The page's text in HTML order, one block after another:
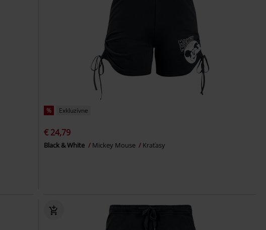
% Exkluzívne
€ 24,79
Black & White Mickey Mouse Kraťasy